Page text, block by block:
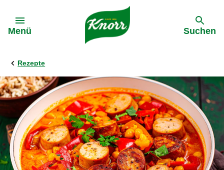
Menü Suchen
Rezepte